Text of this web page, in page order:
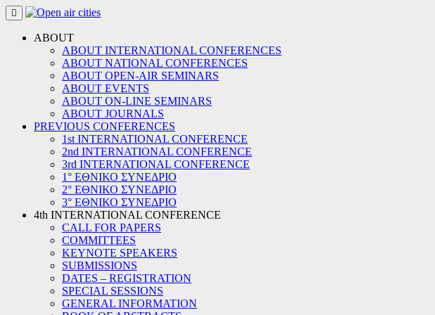
Skip
to
contentABOUT
ABOUT INTERNATIONAL CONFERENCES
ABOUT NATIONAL CONFERENCES
ABOUT OPEN-AIR SEMINARS
ABOUT EVENTS
ABOUT ON-LINE SEMINARS
ABOUT JOURNALS
PREVIOUS CONFERENCES
1st INTERNATIONAL CONFERENCE
2nd INTERNATIONAL CONFERENCE
3rd INTERNATIONAL CONFERENCE
1° ΕΘΝΙΚΟ ΣΥΝΕΔΡΙΟ
2° ΕΘΝΙΚΟ ΣΥΝΕΔΡΙΟ
3° ΕΘΝΙΚΟ ΣΥΝΕΔΡΙΟ
4th INTERNATIONAL CONFERENCE
CALL FOR PAPERS
COMMITTEES
KEYNOTE SPEAKERS
SUBMISSIONS
DATES – REGISTRATION
SPECIAL SESSIONS
GENERAL INFORMATION